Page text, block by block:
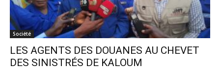
Société
LES AGENTS DES DOUANES AU CHEVET
DES SINISTRÉS DE KALOUM